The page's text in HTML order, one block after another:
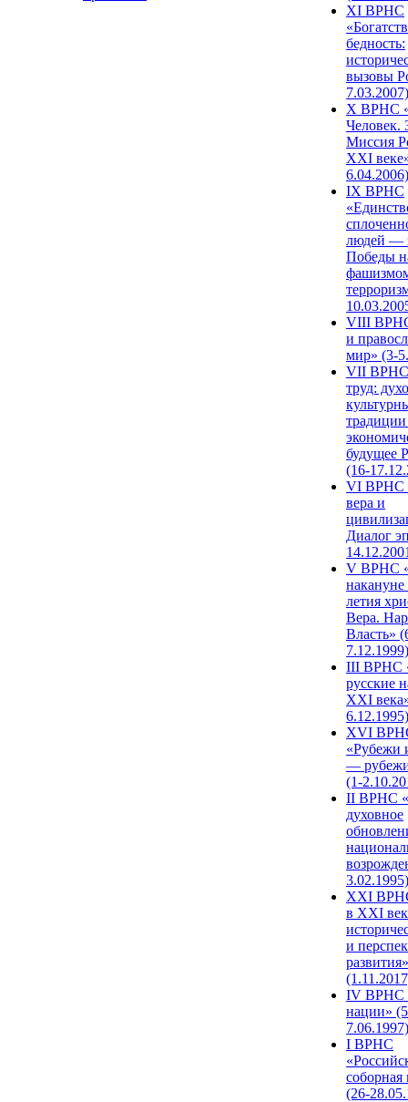
XI ВРНС
бедность:
вызовы
7.03.2007)
X ВРНС
Человек.
Миссия
XXI
6.04.2006)
IX ВРНС
людей —
Победы
VIII
и
мир» (3-
VII ВРНС
труд:
будущее
(16-
VI ВРНС
вера и
Диалог
V ВРНС
накануне
летия
Вера.
Власть»
7.12.1999)
III ВРНС
русские
XXI
6.12.1995)
XVI
«Рубежи
—
(1-
II ВРНС
духовное
3.02.1995)
XХI
в XXI
и
развития»
IV ВРНС
нации»
7.06.1997)
I ВРНС
(26-